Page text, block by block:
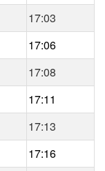
17:03
17:06
17:08
17:11
17:13
17:16